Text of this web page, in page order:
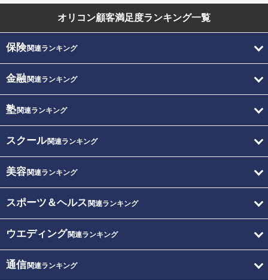
オリコン顧客満足度ランキング一覧
保険関連ランキング
金融関連ランキング
塾関連ランキング
スクール関連ランキング
美容関連ランキング
スポーツ＆ヘルス 関連ランキング
ウエディング関連ランキング
通信関連ランキング